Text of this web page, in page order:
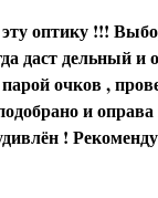
оптику !!!
даст дельный и
очков ,
и
!